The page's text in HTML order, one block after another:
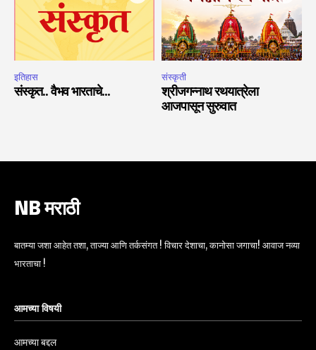
इतिहास
संस्कृत.. वैभव भारताचे…
संस्कृती
श्रीजगन्नाथ रथयात्रेला
आजपासून सुरुवात
NB मराठी
बातम्या जशा आहेत तशा, ताज्या आणि तर्कसंगत ! विचार देशाचा, कानोसा जगाचा! आवाज नव्या
भारताचा !
आमच्या विषयी
आमच्या बद्दल